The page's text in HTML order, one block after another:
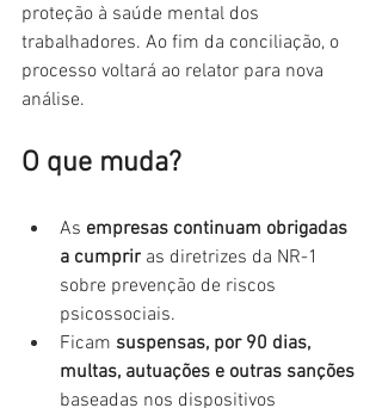
proteção à saúde mental dos
trabalhadores. Ao fim da conciliação, o
processo voltará ao relator para nova
análise.
O que muda?
As empresas continuam obrigadas
a cumprir as diretrizes da NR-1
sobre prevenção de riscos
psicossociais.
Ficam suspensas, por 90 dias,
multas, autuações e outras sanções
baseadas nos dispositivos